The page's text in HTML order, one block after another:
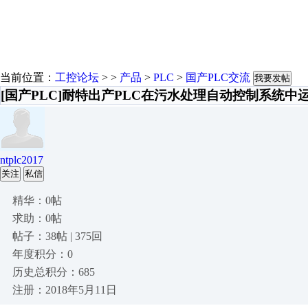
当前位置： 工控论坛 > > 产品 > PLC > 国产PLC交流 我要发帖
[国产PLC]耐特出产PLC在污水处理自动控制系统中
ntplc2017
关注 私信
精华：0帖
求助：0帖
帖子：38帖 | 375回
年度积分：0
历史总积分：685
注册：2018年5月11日